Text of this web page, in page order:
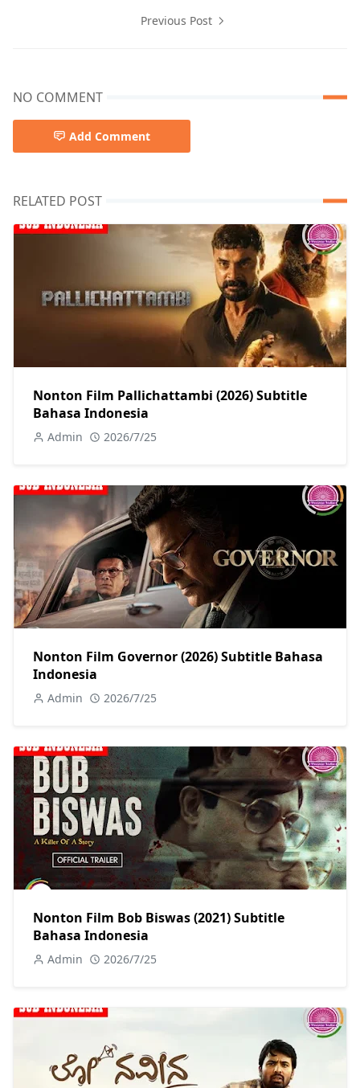
Previous Post
NO COMMENT
Add Comment
RELATED POST
Nonton Film Pallichattambi (2026) Subtitle
Bahasa Indonesia
Admin 2026/7/25
Nonton Film Governor (2026) Subtitle Bahasa
Indonesia
Admin 2026/7/25
Nonton Film Bob Biswas (2021) Subtitle
Bahasa Indonesia
Admin 2026/7/25